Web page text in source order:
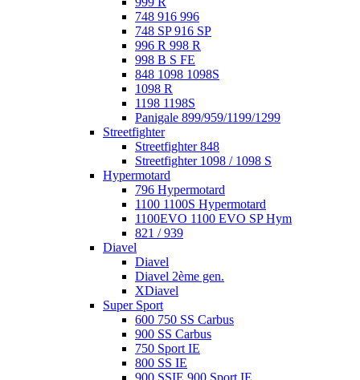
748 916 996
748 SP 916 SP
996 R 998 R
998 B S FE
848 1098 1098S
1098 R
1198 1198S
Panigale 899/959/1199/1299
Streetfighter
Streetfighter 848
Streetfighter 1098 / 1098 S
Hypermotard
796 Hypermotard
1100 1100S Hypermotard
1100EVO 1100 EVO SP Hym
821 / 939
Diavel
Diavel
Diavel 2ème gen.
XDiavel
Super Sport
600 750 SS Carbus
900 SS Carbus
750 Sport IE
800 SS IE
900 SSIE 900 Sport IE